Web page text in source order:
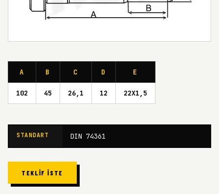
A B C D E
102 45 26,1 12 22X1,5
STANDART DIN 74361
TEKLIF İSTE